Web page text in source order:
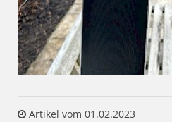
Artikel vom 01.02.2023